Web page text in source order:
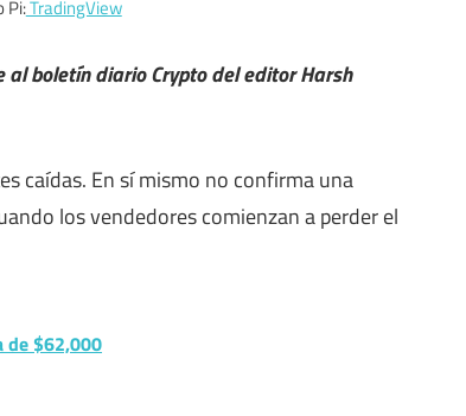
Pi:TradingView
al boletín diario Crypto del editor Harsh
caídas. En sí mismo no confirma una
los vendedores comienzan a perder el
de $62,000